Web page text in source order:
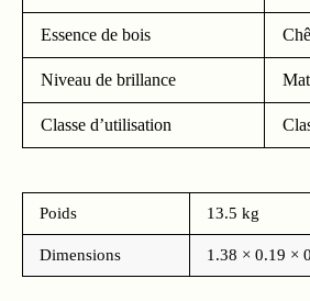
Essence de bois
Niveau de brillance
Classe d’utilisation
Poids 13.5 kg
Dimensions 1.38 × 0.19 ×